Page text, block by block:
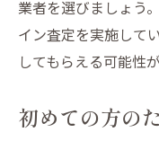
オンライン
山形市での瀬戸
地域密着型
業者を選びましょう
イン査定を実施して
してもらえる可能性
初めての方の